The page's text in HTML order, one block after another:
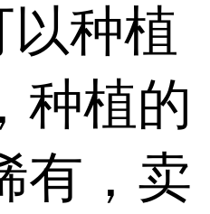
以种植
种植的
有，卖